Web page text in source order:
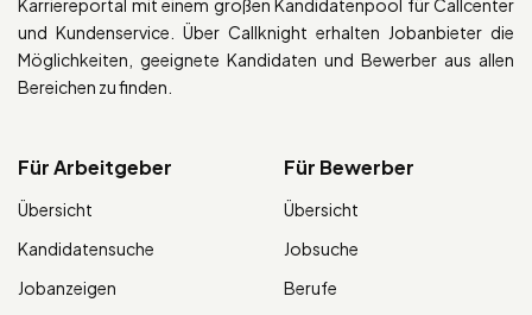
Karriereportal mit einem großen Kandidatenpool für Callcenter
und Kundenservice. Über Callknight erhalten Jobanbieter die
Möglichkeiten, geeignete Kandidaten und Bewerber aus allen
Bereichen zu finden.
Für Arbeitgeber
Übersicht
Kandidatensuche
Jobanzeigen
Für Bewerber
Übersicht
Jobsuche
Berufe